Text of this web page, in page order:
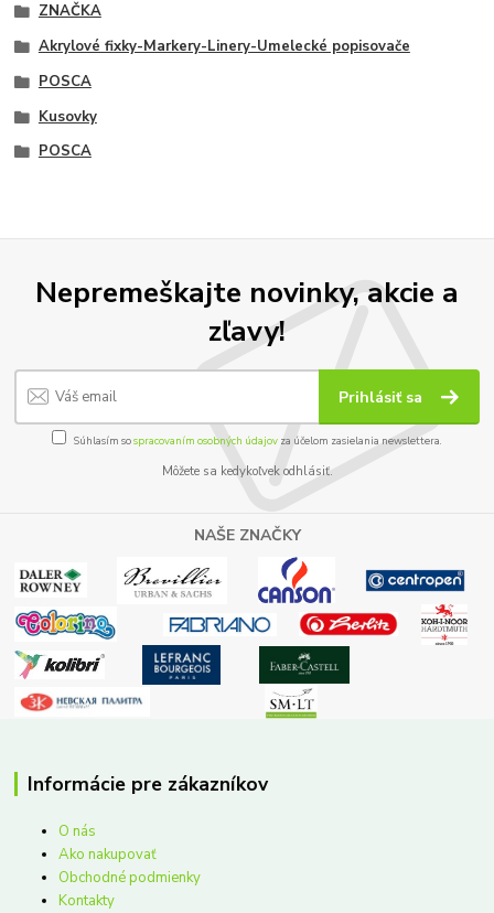
ZNAČKA
Akrylové fixky-Markery-Linery-Umelecké popisovače
POSCA
Kusovky
POSCA
Nepremeškajte novinky, akcie a
zľavy!
Prihlásiť sa
Súhlasím sospracovaním osobných údajov za účelom zasielania newslettera.
Môžete sa kedykoľvek odhlásiť.
NAŠE ZNAČKY
Informácie pre zákazníkov
O nás
Ako nakupovať
Obchodné podmienky
Kontakty